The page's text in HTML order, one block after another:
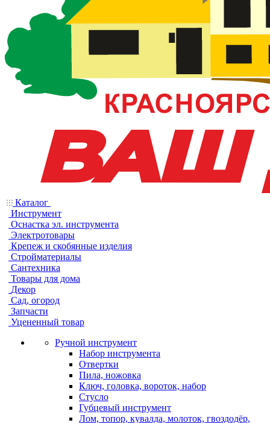
Каталог
Инструмент
Оснастка эл. инструмента
Электротовары
Крепеж и скобянные изделия
Стройматериалы
Сантехника
Товары для дома
Декор
Сад, огород
Запчасти
Уцененный товар
Ручной инструмент
Набор инструмента
Отвертки
Пила, ножовка
Ключ, головка, вороток, набор
Стусло
Губцевый инструмент
Лом, топор, кувалда, молоток, гвоздодёр,